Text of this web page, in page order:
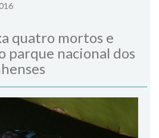
quatro mortos e
parque nacional dos